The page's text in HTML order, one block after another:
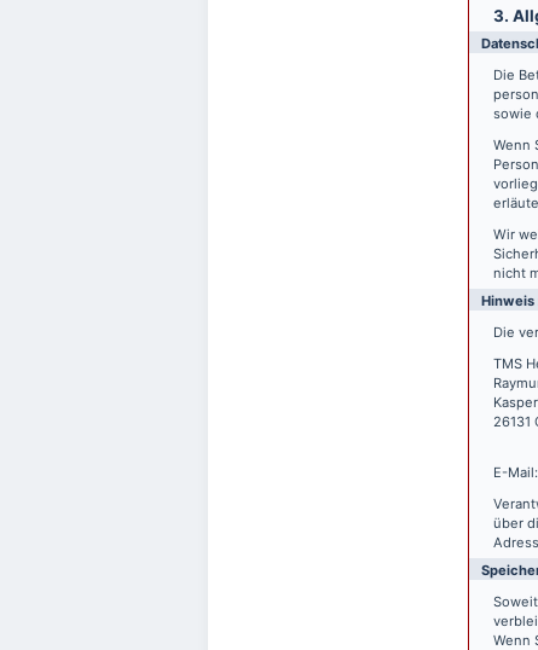
3.
Die
sowie
Wenn
Wir
nicht
Die
TMS
26131
E-
über
Wenn